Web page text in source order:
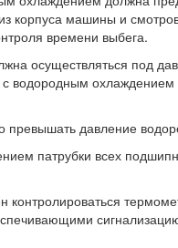
корпуса машины и
времени выбега.
осуществляться под
водородным
превышать давление
патрубки всех